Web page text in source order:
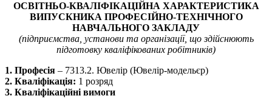
ОСВІТНЬО-КВАЛІФІКАЦІЙНА ХАРАКТЕРИСТИКА
ВИПУСКНИКА ПРОФЕСІЙНО-ТЕХНІЧНОГО
НАВЧАЛЬНОГО ЗАКЛАДУ
(підприємства, установи та організації, що здійснюють
підготовку кваліфікованих робітників)
1. Професія – 7313.2. Ювелір (Ювелір-модельєр)
2. Кваліфікація: 1 розряд
3. Кваліфікаційні вимоги